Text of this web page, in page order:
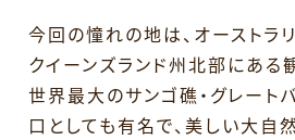
今回の憧れの地は、オーストラリ
クイーンズランド州北部にある
世界最大のサンゴ礁・グレート
口としても有名で、美しい大自